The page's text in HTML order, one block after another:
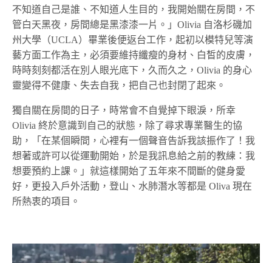
不知道自己是誰、不知道人生目的，我開始關在房間，不
管白天黑夜，房間總是黑漆漆一片。」Olivia 自洛杉磯加
州大學（UCLA）畢業後便返台工作，起初以模特兒等演
藝方面工作為主，必須要維持纖瘦的身材、白皙的皮膚，
時時刻刻都活在別人眼光底下，久而久之，Olivia 的身心
靈變得不健康、失去自我，把自己也封閉了起來。
獨自關在房間的日子，時常會不自覺掉下眼淚，所幸
Olivia 終於意識到自己的狀態，除了尋求專業醫生的協
助，「在某個瞬間，心裡有一個聲音告訴我該振作了！我
想著或許可以從運動開始，於是我訊息給之前的教練：我
想要預約上課。」就這樣開始了五年來不間斷的健身愛
好，更投入戶外活動，登山、水肺潛水等都是 Oliva 現在
所熱衷的項目。